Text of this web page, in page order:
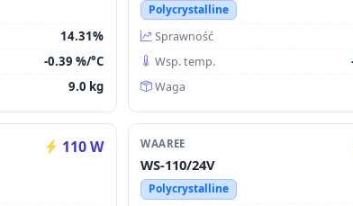
14.31%
-0.39 %/°C
9.0 kg
Polycrystalline
Sprawność
Wsp. temp.
Waga
110 W WAAREE
WS-110/24V
Polycrystalline